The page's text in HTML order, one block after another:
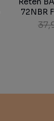
72NBR